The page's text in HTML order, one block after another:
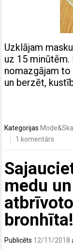
Uzklājam
uz 15
nomazgājam
un berzēt,
Kategorijas
1 komentārs
medu
bronhīta!
Publicēts 12/11/2018